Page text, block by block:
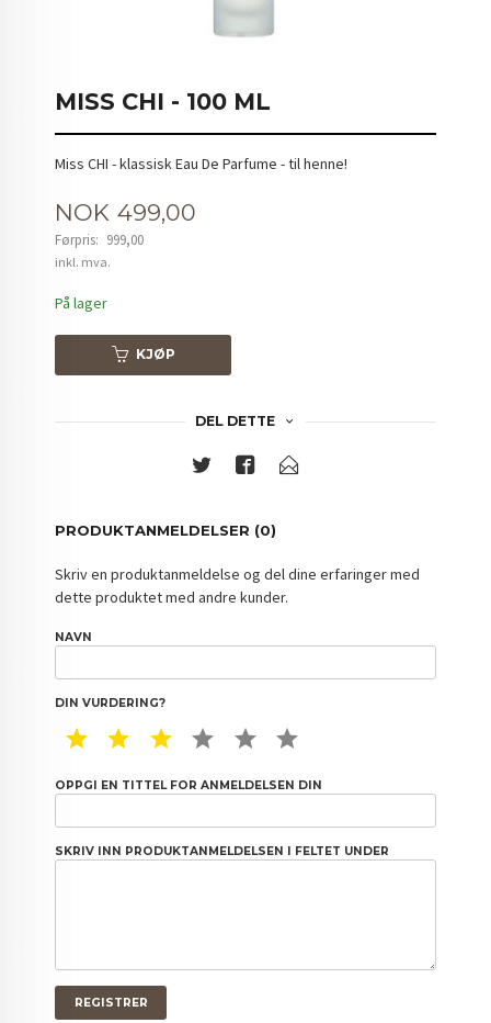
MISS CHI - 100 ML
Miss CHI - klassisk Eau De Parfume - til henne!
Tilbud
NOK 499,00
Førpris: 999,00
Rabatt
inkl. mva.
På lager
KJØP
DEL DETTE
PRODUKTANMELDELSER (0)
Skriv en produktanmeldelse og del dine erfaringer med
dette produktet med andre kunder.
NAVN
DIN VURDERING?
1 STAR2 STAR3 STAR4 STAR5 STAR
OPPGI EN TITTEL FOR ANMELDELSEN DIN
SKRIV INN PRODUKTANMELDELSEN I FELTET UNDER